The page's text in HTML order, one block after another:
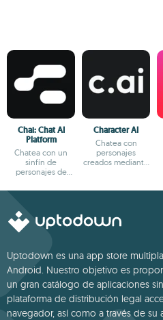
Chai: Chat AI
Platform
Chatea con un
sinfín de
personajes de
Character AI
Chatea con
personajes
creados mediante
Uptodown es una app store
Android. Nuestro objetivo es
un gran catálogo de aplicaciones
plataforma de distribución legal
navegador, así como a través de su